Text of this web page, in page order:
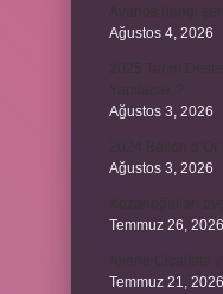
Ağustos 4, 2026
Ağustos 3, 2026
Ağustos 3, 2026
Temmuz 26, 2026
Temmuz 21, 2026